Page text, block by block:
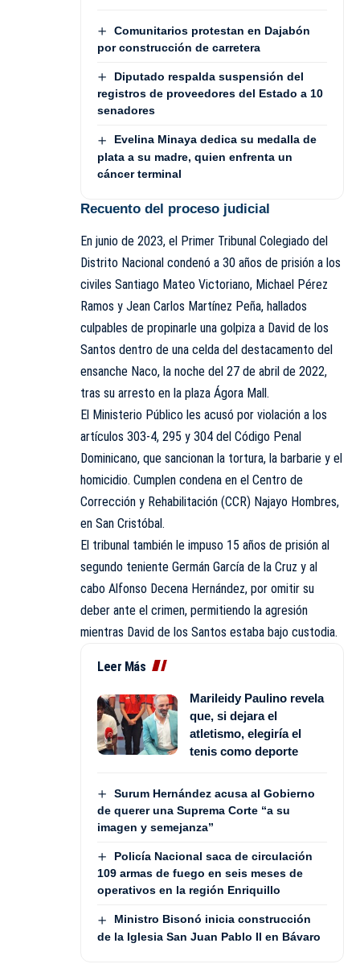
Comunitarios protestan en Dajabón
por construcción de carretera
Diputado respalda suspensión del
registros de proveedores del Estado a 10
senadores
Evelina Minaya dedica su medalla de
plata a su madre, quien enfrenta un
cáncer terminal
Recuento del proceso judicial
En junio de 2023, el Primer Tribunal Colegiado del
Distrito Nacional condenó a 30 años de prisión a los
civiles Santiago Mateo Victoriano, Michael Pérez
Ramos y Jean Carlos Martínez Peña, hallados
culpables de propinarle una golpiza a David de los
Santos dentro de una celda del destacamento del
ensanche Naco, la noche del 27 de abril de 2022,
tras su arresto en la plaza Ágora Mall.
El Ministerio Público les acusó por violación a los
artículos 303-4, 295 y 304 del Código Penal
Dominicano, que sancionan la tortura, la barbarie y el
homicidio. Cumplen condena en el Centro de
Corrección y Rehabilitación (CCR) Najayo Hombres,
en San Cristóbal.
El tribunal también le impuso 15 años de prisión al
segundo teniente Germán García de la Cruz y al
cabo Alfonso Decena Hernández, por omitir su
deber ante el crimen, permitiendo la agresión
mientras David de los Santos estaba bajo custodia.
Leer Más
Marileidy Paulino revela
que, si dejara el
atletismo, elegiría el
tenis como deporte
Surum Hernández acusa al Gobierno
de querer una Suprema Corte “a su
imagen y semejanza”
Policía Nacional saca de circulación
109 armas de fuego en seis meses de
operativos en la región Enriquillo
Ministro Bisonó inicia construcción
de la Iglesia San Juan Pablo II en Bávaro